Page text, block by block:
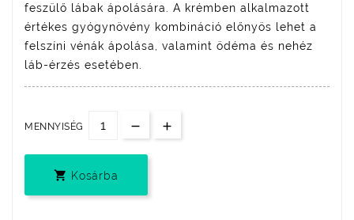
feszülő lábak ápolására. A krémben alkalmazott
értékes gyógynövény kombináció előnyös lehet a
felszíni vénák ápolása, valamint ödéma és nehéz
láb-érzés esetében.
MENNYISÉG
 Kosárba